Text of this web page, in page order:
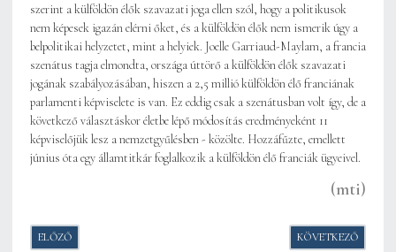
szerint a külföldön élők szavazati joga ellen szól, hogy a politikusok
nem képesek igazán elérni őket, és a külföldön élők nem ismerik úgy a
belpolitikai helyzetet, mint a helyiek. Joelle Garriaud-Maylam, a francia
szenátus tagja elmondta, országa úttörő a külföldön élők szavazati
jogának szabályozásában, hiszen a 2,5 millió külföldön élő franciának
parlamenti képviselete is van. Ez eddig csak a szenátusban volt így, de a
következő választáskor életbe lépő módosítás eredményeként 11
képviselőjük lesz a nemzetgyűlésben - közölte. Hozzáfűzte, emellett
június óta egy államtitkár foglalkozik a külföldön élő franciák ügyeivel.
(mti)
ELŐZŐ CIKK: VISEGRÁDI EGYÜTTMŰKÖDÉS - EGYMÁSRA UTALVA
ELŐZŐ KÖVETKEZŐ CIKK:
KÖVETKEZŐ